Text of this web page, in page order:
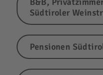
Südtiroler
Pensionen